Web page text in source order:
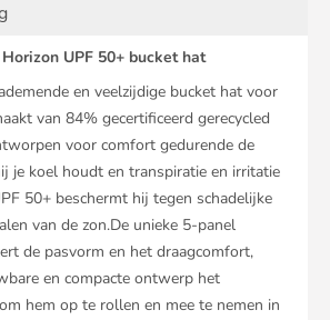
UPF 50+ bucket hat
en veelzijdige bucket hat voor
van 84% gecertificeerd gerecycled
voor comfort gedurende de
je koel houdt en transpiratie en irritatie
50+ beschermt hij tegen schadelijke
van de zon.De unieke 5-panel
de pasvorm en het draagcomfort,
en compacte ontwerp het
hem op te rollen en mee te nemen in